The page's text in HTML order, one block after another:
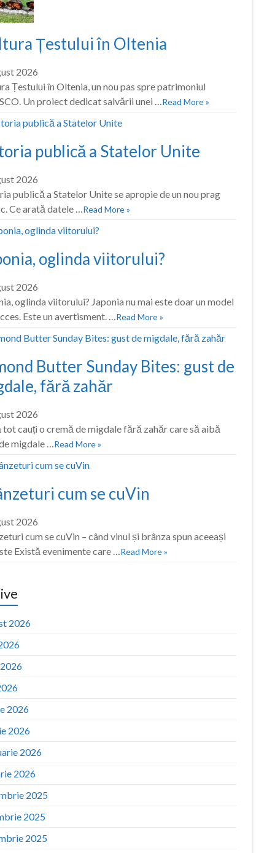
Țestului în Oltenia
2026
Țestului în Oltenia, un nou pas spre patrimoniul
Un proiect dedicat salvării unei …Read More »
publică a Statelor Unite
2026
publică a Statelor Unite se apropie de un nou prag
Ce arată datele …Read More »
oglinda viitorului?
2026
oglinda viitorului? Japonia nu mai este doar un model
Este un avertisment. …Read More »
Butter Sunday Bites: gust de
fără zahăr
2026
tot cauți o cremă de migdale fără zahăr care să aibă
migdale …Read More »
cum se cuVin
2026
cum se cuVin – când vinul și brânza spun aceeași
Există evenimente care …Read More »
2026
2026
2026
2026
2026
2025
2025
2025